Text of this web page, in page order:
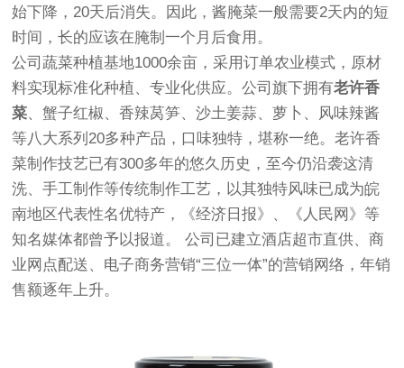
始下降，20天后消失。因此，酱腌菜一般需要2天内的短
时间，长的应该在腌制一个月后食用。
公司蔬菜种植基地1000余亩，采用订单农业模式，原材
料实现标准化种植、专业化供应。公司旗下拥有老许香
菜、蟹子红椒、香辣莴笋、沙土姜蒜、萝卜、风味辣酱
等八大系列20多种产品，口味独特，堪称一绝。老许香
菜制作技艺已有300多年的悠久历史，至今仍沿袭这清
洗、手工制作等传统制作工艺，以其独特风味已成为皖
南地区代表性名优特产，《经济日报》、《人民网》等
知名媒体都曾予以报道。 公司已建立酒店超市直供、商
业网点配送、电子商务营销“三位一体”的营销网络，年销
售额逐年上升。